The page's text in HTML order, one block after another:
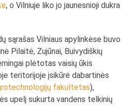
, o Vilniuje liko jo jaunesnioji dukra
sąrašas Vilniaus apylinkėse buvo
Pilaitė, Zujūnai, Buivydiškių
plėtotas vaisių ūkis
teritorijoje įsikūrė dabartinės
fakultetas),
upelį sukurta vandens telkinių